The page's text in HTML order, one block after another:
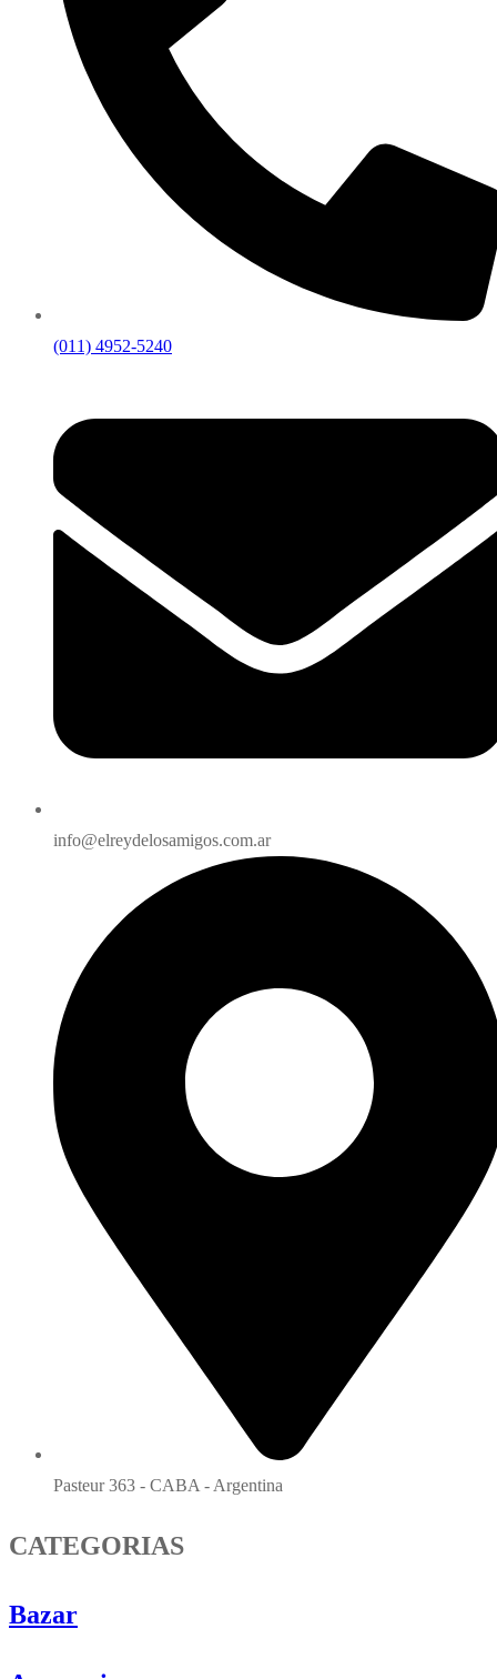
(011) 4952-5240
info@elreydelosamigos.com.ar
Pasteur 363 - CABA - Argentina
CATEGORIAS
Bazar